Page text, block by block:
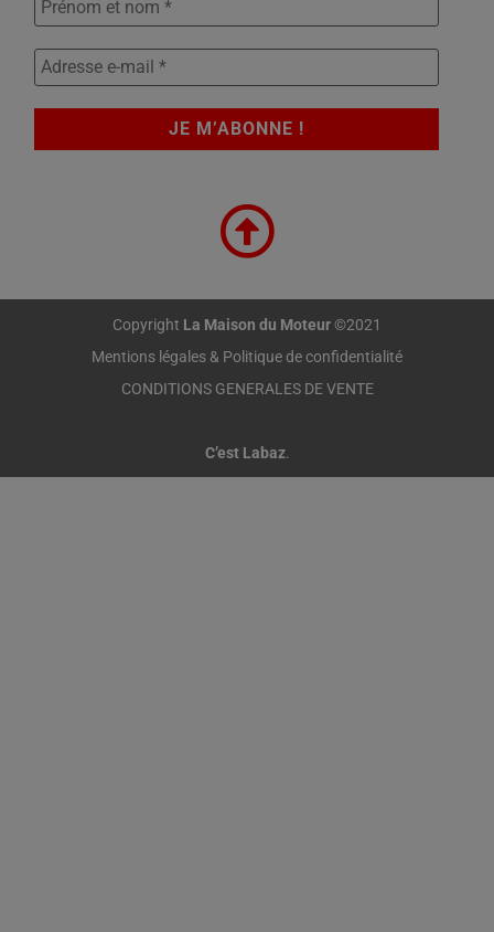
Copyright La Maison du Moteur©2021
Mentions légales & Politique de confidentialité
CONDITIONS GENERALES DE VENTE
C’est Labaz.